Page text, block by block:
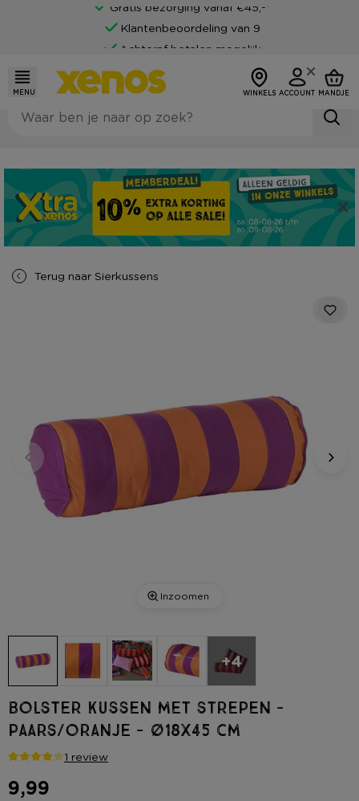
Gratis bezorging vanaf €45,-*
Klantenbeoordeling van 9
Achteraf betalen mogelijk
MENU WINKELS ACCOUNT MANDJE
Terug naar Sierkussens
Inzoomen
+4
Bolster kussen met strepen -
paars/oranje - ø18x45 cm
1 review
9,99